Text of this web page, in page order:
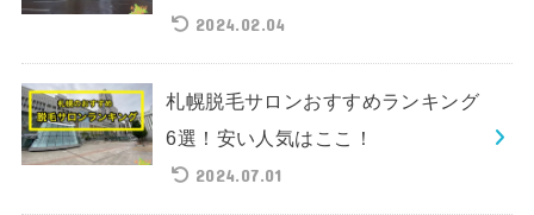
2024.02.04
札幌脱毛サロンおすすめランキング
6選！安い人気はここ！
2024.07.01